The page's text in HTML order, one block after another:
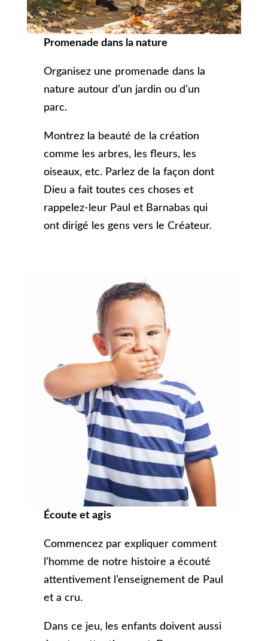
Promenade dans la nature
Organisez une promenade dans la
nature autour d’un jardin ou d’un
parc.
Montrez la beauté de la création
comme les arbres, les fleurs, les
oiseaux, etc. Parlez de la façon dont
Dieu a fait toutes ces choses et
rappelez-leur Paul et Barnabas qui
ont dirigé les gens vers le Créateur.
Écoute et agis
Commencez par expliquer comment
l’homme de notre histoire a écouté
attentivement l’enseignement de Paul
et a cru.
Dans ce jeu, les enfants doivent aussi